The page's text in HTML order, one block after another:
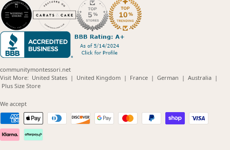
communitymontessori.net
Visit More: United States(opens
| United Kingdom(opens
| France(opens
| German (opens
| Australia(opens
|
Plus Size Store(opens
We accept